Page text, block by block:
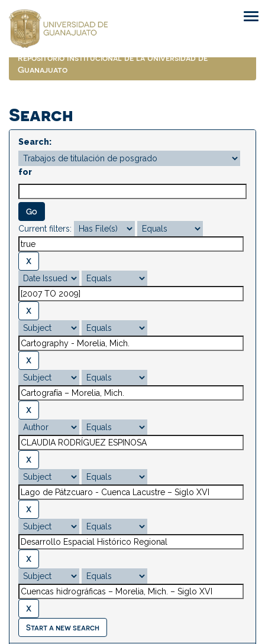
navigation
Repositorio Institucional de la Universidad de
Guanajuato
Search
Search:
for
Current filters:
Start a new search